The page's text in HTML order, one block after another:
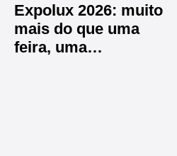
Expolux 2026: muito
mais do que uma
feira, uma